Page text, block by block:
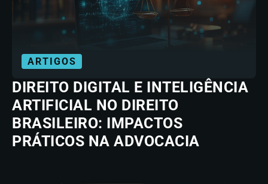
ARTIGOS
DIREITO DIGITAL E INTELIGÊNCIA
ARTIFICIAL NO DIREITO
BRASILEIRO: IMPACTOS
PRÁTICOS NA ADVOCACIA